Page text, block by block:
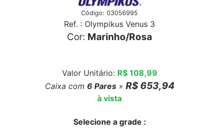
Código: 03056995
Ref. : Olympikus Venus 3
Cor: Marinho/Rosa
Valor Unitário: R$ 108,99
Caixa com 6Pares» R$ 653,94
à vista
Selecione a grade :